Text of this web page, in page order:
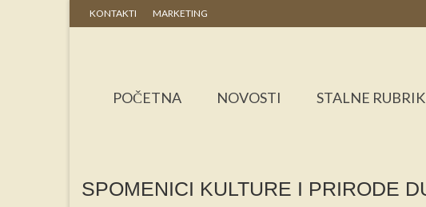
KONTAKTI MARKETING
POČETNA NOVOSTI STALNE
SPOMENICI KULTURE I PRIRODE